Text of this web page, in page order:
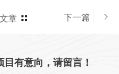
章 下一篇
有意向，请留言！